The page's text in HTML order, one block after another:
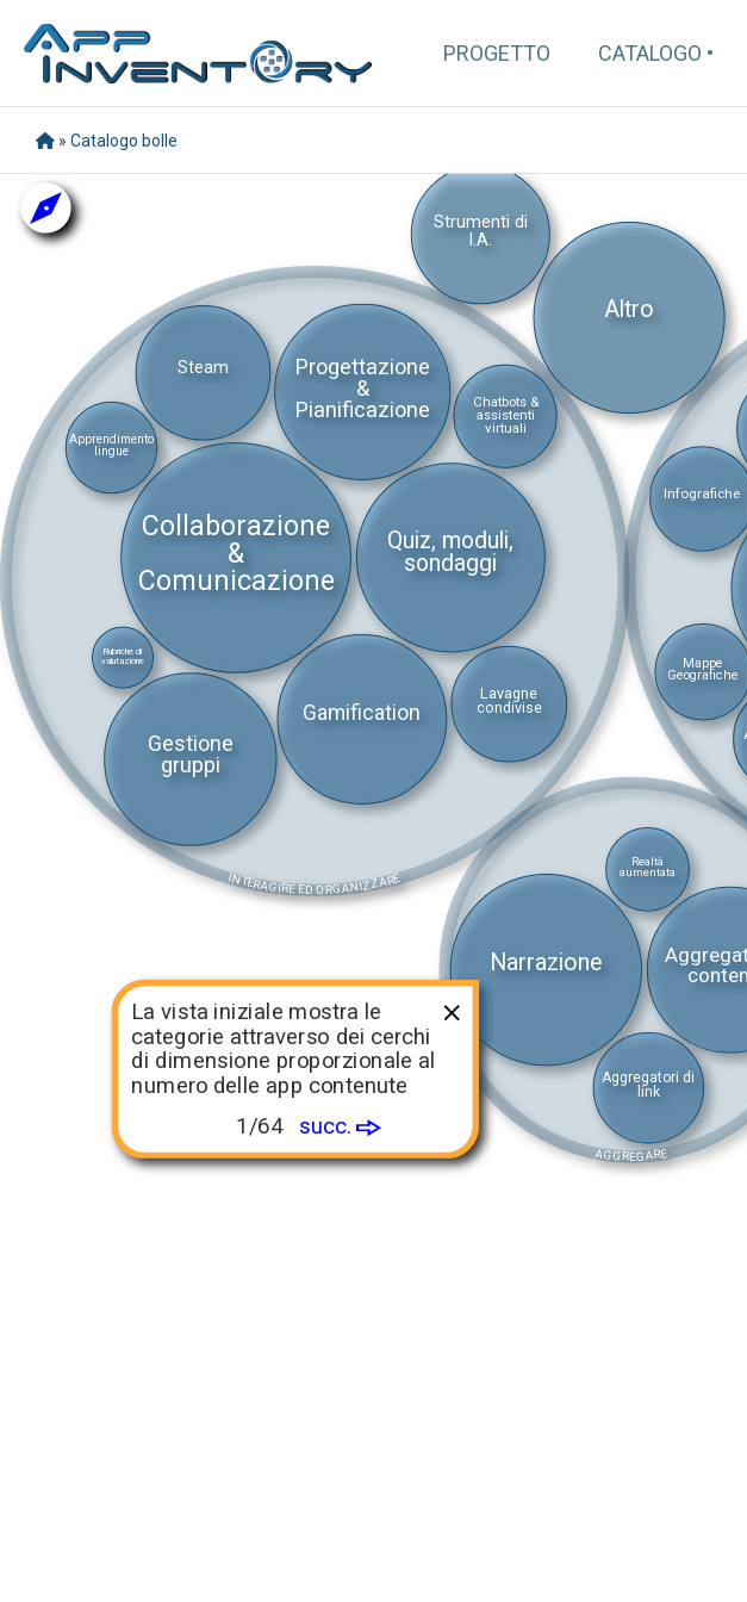
PROGETTO CATALOGO
» Catalogo bolle
Altro
Strumenti di
I.A.
Collaborazione
&
Comunicazione
Quiz, moduli,
sondaggi
Gamification
Progettazione
&
Pianificazione
Gestione
gruppi
Steam
Lavagne
condivise
Chatbots &
assistenti
virtuali
Apprendimento
lingue
Rubriche di
valutazione
Infografiche
Mappe
Geografiche
Narrazione
Aggregatori di
link
Realtà
aumentata
INTERAGIRE ED ORGANIZZARE
AGGREGARE
La vista iniziale mostra le
categorie attraverso dei cerchi
di dimensione proporzionale al
numero delle app contenute
1/64
succ.